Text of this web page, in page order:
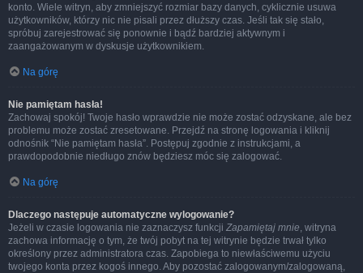
konto. Wiele witryn, aby zmniejszyć rozmiar bazy danych, cyklicznie usuwa
użytkowników, którzy nic nie pisali przez dłuższy czas. Jeśli tak się stało,
spróbuj zarejestrować się ponownie i bądź bardziej aktywnym i
zaangażowanym w dyskusje użytkownikiem.
Na górę
Nie pamiętam hasła!
Zachowaj spokój! Twoje hasło wprawdzie nie może zostać odzyskane, ale bez
problemu może zostać zresetowane. Przejdź na stronę logowania i kliknij
odnośnik “Nie pamiętam hasła”. Postępuj zgodnie z instrukcjami, a
prawdopodobnie niedługo znów będziesz móc się zalogować.
Na górę
Dlaczego następuje automatyczne wylogowanie?
Jeżeli w czasie logowania nie zaznaczysz funkcji Zapamiętaj mnie, witryna
zachowa informację o tym, że twój pobyt na tej witrynie będzie trwał tylko
określony przez administratora czas. Zapobiega to niewłaściwemu użyciu
twojego konta przez kogoś innego. Aby pozostać zalogowanym/zalogowaną,